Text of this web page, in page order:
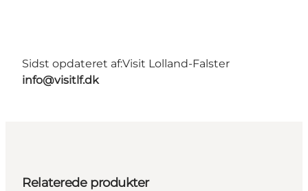
Sidst opdateret af:Visit Lolland-Falster
info@visitlf.dk
Relaterede produkter